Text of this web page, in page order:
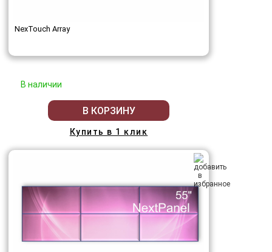
NexTouch Array
В наличии
В КОРЗИНУ
Купить в 1 клик